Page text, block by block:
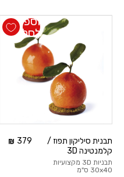
תבנית סיליקון תפוז /
קלמנטינה 3D
תבניות 3D מקצועיות
30x40 ס"מ
379
הוספה
לסל